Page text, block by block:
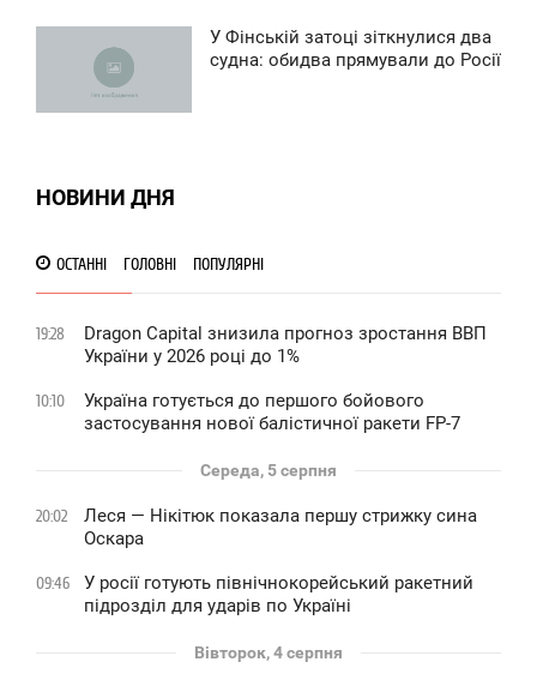
У Фінській затоці зіткнулися два
судна: обидва прямували до Росії
НОВИНИ ДНЯ
ОСТАННІ ГОЛОВНІ ПОПУЛЯРНІ
19:28
Dragon Capital знизила прогноз зростання ВВП
України у 2026 році до 1%
10:10
Україна готується до першого бойового
застосування нової балістичної ракети FP-7
Середа, 5 серпня
20:02
Леся — Нікітюк показала першу стрижку сина
Оскара
09:46
У росії готують північнокорейський ракетний
підрозділ для ударів по Україні
Вівторок, 4 серпня